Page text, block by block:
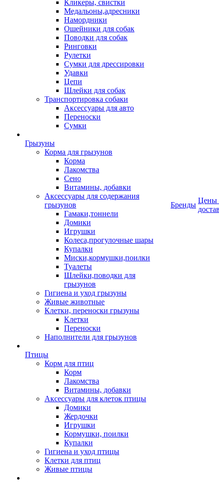
Кликеры, свистки
Медальоны,адресники
Намордники
Ошейники для собак
Поводки для собак
Ринговки
Рулетки
Сумки для дрессировки
Удавки
Цепи
Шлейки для собак
Транспортировка собаки
Аксессуары для авто
Переноски
Сумки
Грызуны
Корма для грызунов
Корма
Лакомства
Сено
Витамины, добавки
Аксессуары для содержания
грызунов
Гамаки,тоннели
Домики
Игрушки
Колеса,прогулочные шары
Купалки
Миски,кормушки,поилки
Туалеты
Шлейки,поводки для
грызунов
Гигиена и уход грызуны
Живые животные
Клетки, переноски грызуны
Клетки
Переноски
Наполнители для грызунов
Птицы
Корм для птиц
Корм
Лакомства
Витамины, добавки
Аксессуары для клеток птицы
Домики
Жердочки
Игрушки
Кормушки, поилки
Купалки
Гигиена и уход птицы
Клетки для птиц
Живые птицы
Бренды
Цены